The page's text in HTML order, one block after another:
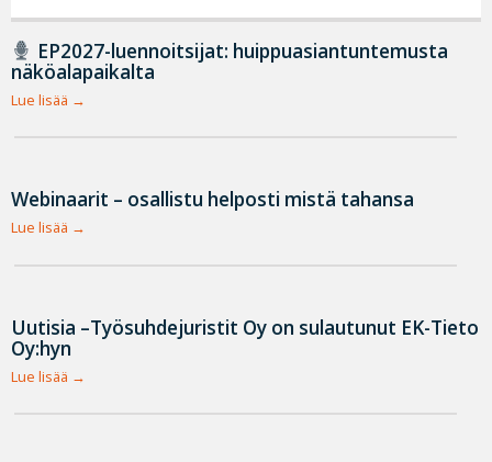
EP2027-luennoitsijat: huippuasiantuntemusta
näköalapaikalta
Lue lisää
Webinaarit – osallistu helposti mistä tahansa
Lue lisää
Uutisia –Työsuhdejuristit Oy on sulautunut EK-Tieto
Oy:hyn
Lue lisää